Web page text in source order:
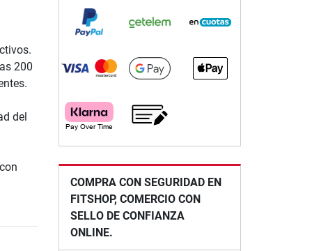
200
del
COMPRA CON SEGURIDAD EN
FITSHOP, COMERCIO CON
SELLO DE CONFIANZA
ONLINE.